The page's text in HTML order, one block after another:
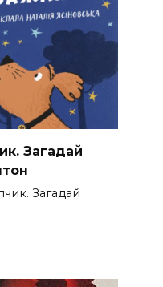
Загадай
Загадай